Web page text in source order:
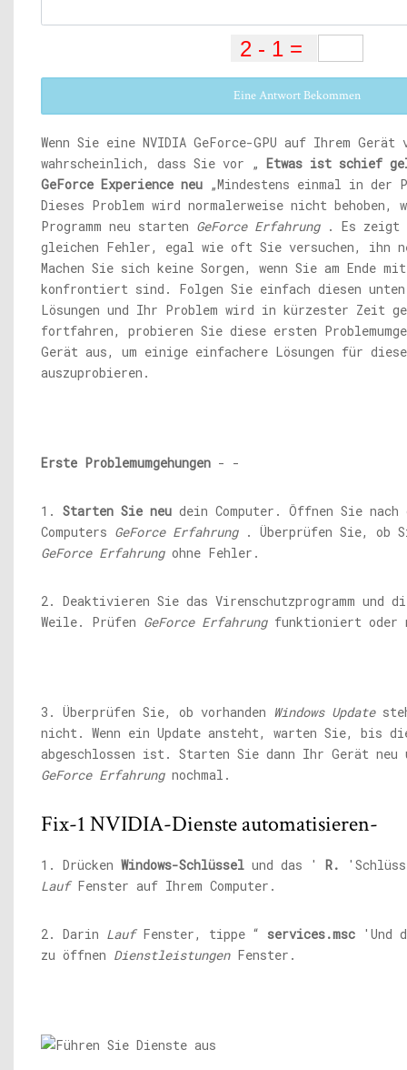
Eine Antwort Bekommen
Wenn Sie eine NVIDIA GeForce-GPU auf Ihrem
wahrscheinlich, dass Sie vor „ Etwas ist schief
GeForce Experience neu „Mindestens einmal in der
Dieses Problem wird normalerweise nicht behoben,
Programm neu starten GeForce Erfahrung. Es zeigt
gleichen Fehler, egal wie oft Sie versuchen, ihn
Machen Sie sich keine Sorgen, wenn Sie am Ende
konfrontiert sind. Folgen Sie einfach diesen
Lösungen und Ihr Problem wird in kürzester Zeit
fortfahren, probieren Sie diese ersten
Gerät aus, um einige einfachere Lösungen für
auszuprobieren.
Erste Problemumgehungen - -
1. Starten Sie neu dein Computer. Öffnen Sie
Computers GeForce Erfahrung. Überprüfen Sie, ob
GeForce Erfahrungohne Fehler.
2. Deaktivieren Sie das Virenschutzprogramm
Weile. Prüfen GeForce Erfahrungfunktioniert oder
3. Überprüfen Sie, ob vorhanden Windows Update
nicht. Wenn ein Update ansteht, warten Sie, bis
abgeschlossen ist. Starten Sie dann Ihr Gerät neu
GeForce Erfahrungnochmal.
Fix-1 NVIDIA-Dienste automatisieren-
1. Drücken Windows-Schlüssel und das ' R.
LaufFenster auf Ihrem Computer.
2. Darin LaufFenster, tippe “ services.msc 'Und
zu öffnen DienstleistungenFenster.